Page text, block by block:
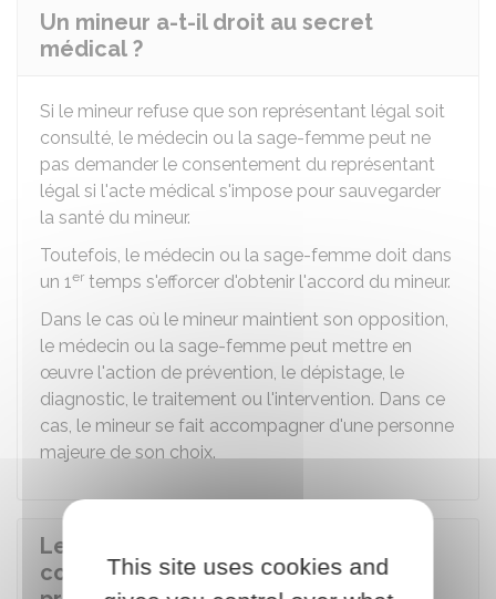
Un mineur a-t-il droit au secret
médical ?
Si le mineur refuse que son représentant légal soit
consulté, le médecin ou la sage-femme peut ne
pas demander le consentement du représentant
légal si l'acte médical s'impose pour sauvegarder
la santé du mineur.
Toutefois, le médecin ou la sage-femme doit dans
un 1er temps s'efforcer d'obtenir l'accord du mineur.
Dans le cas où le mineur maintient son opposition,
le médecin ou la sage-femme peut mettre en
œuvre l'action de prévention, le dépistage, le
diagnostic, le traitement ou l'intervention. Dans ce
cas, le mineur se fait accompagner d'une personne
majeure de son choix.
Le professionnel de santé peut-il
communiquer des informations aux
This site uses cookies and